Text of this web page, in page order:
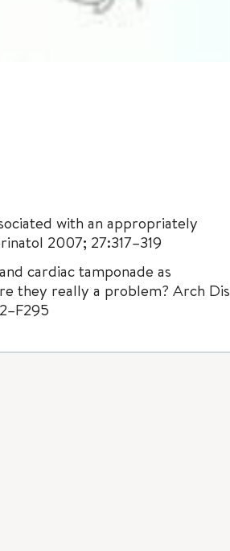
with an appropriately
2007; 27:317–319
cardiac tamponade as
they really a problem? Arch Dis